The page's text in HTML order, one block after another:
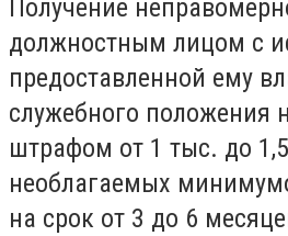
Получение
должностным лицом с
предоставленной ему
служебного положения
штрафом от 1 тыс. до
необлагаемых
на срок от 3 до 6